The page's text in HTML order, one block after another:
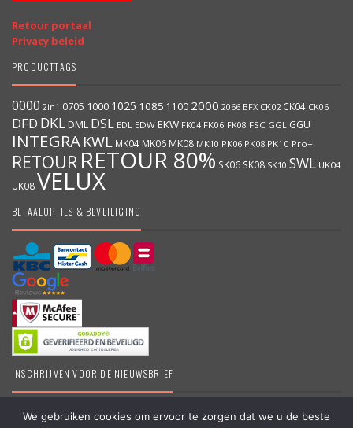
Retour portaal
Privacy beleid
PRODUCTTAGS
0000 2in1 0705 1000 1025 1085 1100 2000 2066 BFX CK02 CK04 CK06
DFD DKL DML DSL EDL EDW EKW FK04 FK06 FK08 FSC GGL GGU
INTEGRA KWL MK04 MK06 MK08 MK10 PK06 PK08 PK10 Pro+
RETOUR RETOUR 80% SK06 SK08 SK10 SWL UK04
UK08VELUX
BETAALOPTIES & BEVEILIGING
INSCHRIJVEN VOOR DE NIEUWSBRIEF
We gebruiken cookies om ervoor te zorgen dat we u de beste